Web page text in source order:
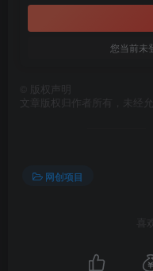
您当前未
版权声明
文章版权归作者所有，未经
网创项目